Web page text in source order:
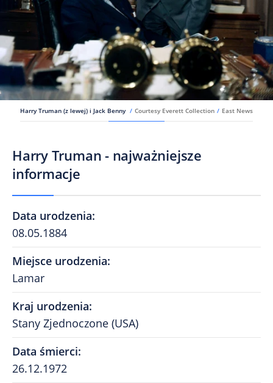
Harry Truman (z lewej) i Jack Benny / Courtesy Everett Collection / East News
Harry Truman - najważniejsze
informacje
Data urodzenia:
08.05.1884
Miejsce urodzenia:
Lamar
Kraj urodzenia:
Stany Zjednoczone (USA)
Data śmierci:
26.12.1972